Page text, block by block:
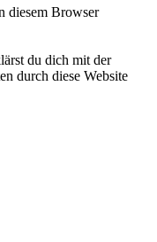
diesem Browser
du dich mit der
durch diese Website